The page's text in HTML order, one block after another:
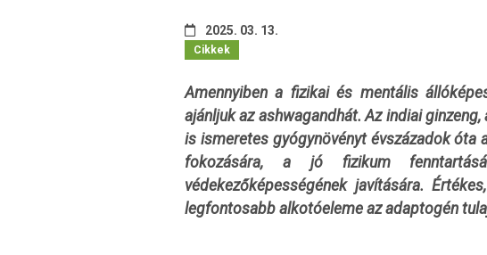
2025. 03. 13.
Cikkek
Amennyiben a fizikai és mentális
ajánljuk az ashwagandhát. Az indiai
is ismeretes gyógynövényt évszázadok óta
fokozására, a jó fizikum
védekezőképességének javítására.
legfontosabb alkotóeleme az adaptogén